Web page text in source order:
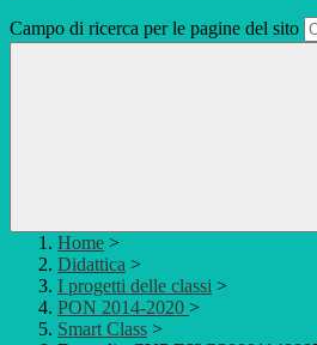
Campo di ricerca per le pagine del sito
Home >
Didattica >
I progetti delle classi >
PON 2014-2020 >
Smart Class >